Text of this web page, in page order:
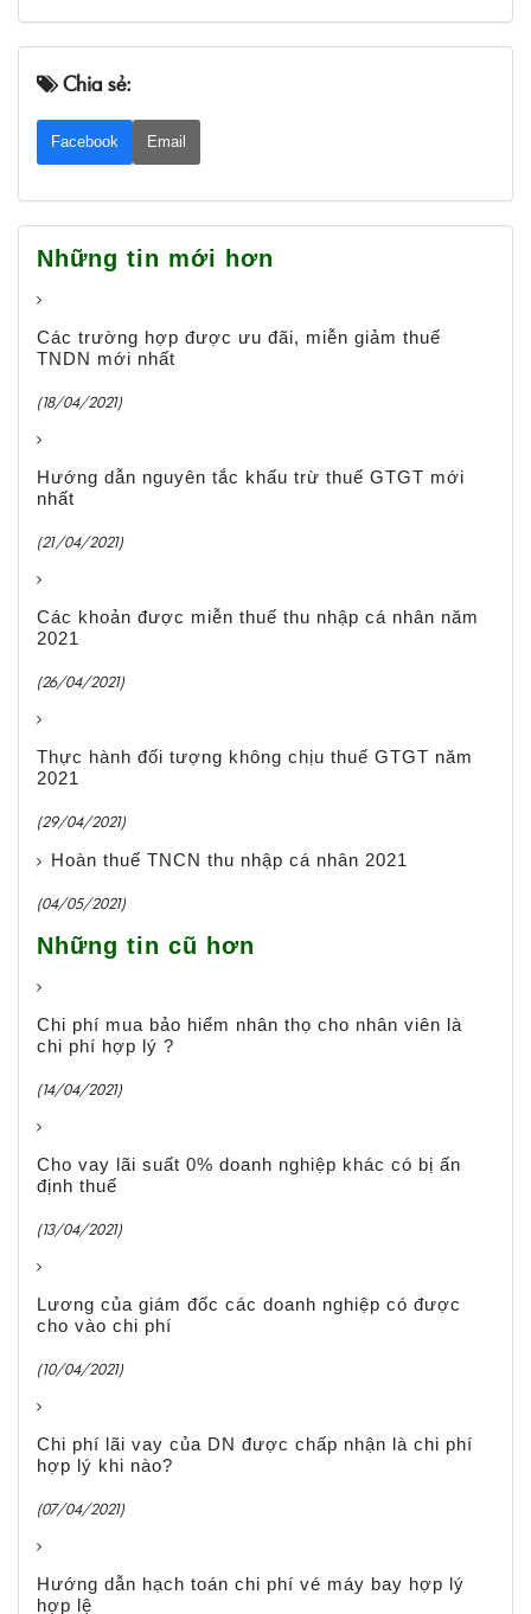
Chia sẻ:
Facebook Email
Những tin mới hơn
Các trường hợp được ưu đãi, miễn giảm thuế
TNDN mới nhất
(18/04/2021)
Hướng dẫn nguyên tắc khấu trừ thuế GTGT mới
nhất
(21/04/2021)
Các khoản được miễn thuế thu nhập cá nhân năm
2021
(26/04/2021)
Thực hành đối tượng không chịu thuế GTGT năm
2021
(29/04/2021)
Hoàn thuế TNCN thu nhập cá nhân 2021
(04/05/2021)
Những tin cũ hơn
Chi phí mua bảo hiểm nhân thọ cho nhân viên là
chi phí hợp lý ?
(14/04/2021)
Cho vay lãi suất 0% doanh nghiệp khác có bị ấn
định thuế
(13/04/2021)
Lương của giám đốc các doanh nghiệp có được
cho vào chi phí
(10/04/2021)
Chi phí lãi vay của DN được chấp nhận là chi phí
hợp lý khi nào?
(07/04/2021)
Hướng dẫn hạch toán chi phí vé máy bay hợp lý
hợp lệ